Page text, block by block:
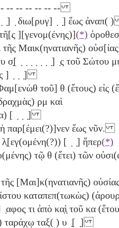
-- -- -- -- -- -- --
διω[ρυγ] ̣ ̣] ἕως
(*)
τῆς Μαικ(ηνατιανῆς)
̣] ̣ς τοῦ Σώτου
] ̣ ̣ ̣]
τοῦ] θ (ἔτους) εἰς
ρμ καὶ
[ ̣ ̣ ̣]
ἕως νῦν.
[ ̣ ̣] ἥπερ(*)
τῷ θ (ἔτει) τῶν
τῆς [Μαι]κ(ηνατιανῆς)
καταπεπ(τωκὼς)
τι ἀπὸ κα̣ὶ̣ τοῦ κα
ταράχῳ ταξ( ) υ ̣[ ̣]